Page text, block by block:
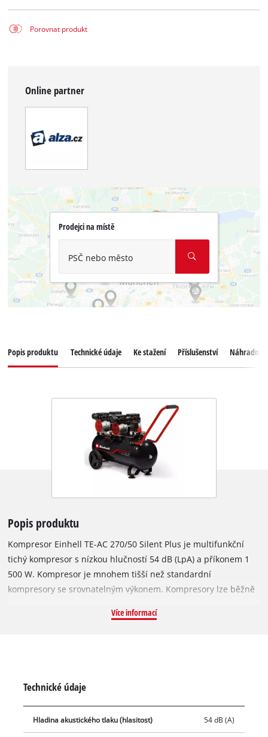
Porovnat produkt
Online partner
Prodejci na místě
PSČ nebo město
Popis produktu Technické údaje Ke stažení Příslušenství Náhradní
Popis produktu
Kompresor Einhell TE-AC 270/50 Silent Plus je multifunkční
tichý kompresor s nízkou hlučností 54 dB (LpA) a příkonem 1
500 W. Kompresor je mnohem tišší než standardní
kompresory se srovnatelným výkonem. Kompresory lze běžně
pracích i při volnočasových aktivitách: Při použití vhodného
bezobslužným čerpadlem, které má nízké nároky na údržbu.
Nádrž o objemu 50 litrů poskytuje dostatečnou zásobu
vzduchu pro větší úkoly. K dispozici je redukce tlaku pro
Více informací
Technické údaje
Hladina akustického tlaku (hlasitost) 54 dB (A)